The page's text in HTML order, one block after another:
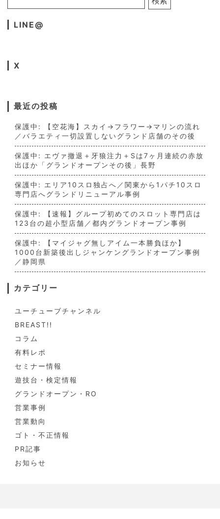
LINE@
X
最近の投稿
保護中: 【空花海】スカイ→フラワー→マリンの流れ
／バラエティ一切設置しないグランド店舗のその後
保護中: エヴァ撤退＋牙狼注力＋Sは7ヶ月連続の赤放
出ほか「グランドオープンその後」長野
保護中: エリア10スロ独占へ／関東から1パチ10スロ
専門店へグランドリニューアル事例
保護中: 【速報】グループ初めてのスロット専門店は
123台の超小型店舗／都内グランドオープン事例
保護中: 【マイジャグ無しアイム一本勝負ほか】
1000台新築後出しジャンケングランドオープン事例
／静岡県
カテゴリー
ユーチューブチャンネル
BREAST!!
コラム
有料レポ
セミナー情報
遊技台・検定情報
グランドオープン・RO
営業事例
営業動向
ゴト・不正情報
PR記事
お知らせ